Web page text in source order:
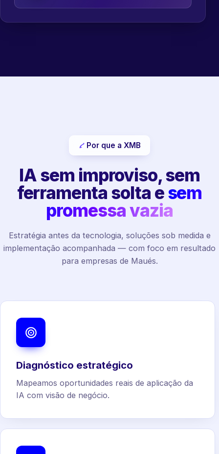
Por que a XMB
IA sem improviso, sem
ferramenta solta esem
promessa vazia
Estratégia antes da tecnologia, soluções sob medida e
implementação acompanhada — com foco em resultado
para empresas de Maués.
Diagnóstico estratégico
Mapeamos oportunidades reais de aplicação da
IA com visão de negócio.